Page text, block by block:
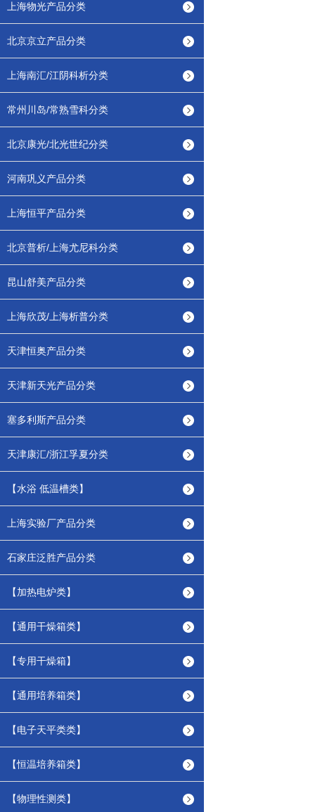
上海物光产品分类
北京京立产品分类
上海南汇/江阴科析分类
常州川岛/常熟雪科分类
北京康光/北光世纪分类
河南巩义产品分类
上海恒平产品分类
北京普析/上海尤尼科分类
昆山舒美产品分类
上海欣茂/上海析普分类
天津恒奥产品分类
天津新天光产品分类
塞多利斯产品分类
天津康汇/浙江孚夏分类
【水浴 低温槽类】
上海实验厂产品分类
石家庄泛胜产品分类
【加热电炉类】
【通用干燥箱类】
【专用干燥箱】
【通用培养箱类】
【电子天平类类】
【恒温培养箱类】
【物理性测类】